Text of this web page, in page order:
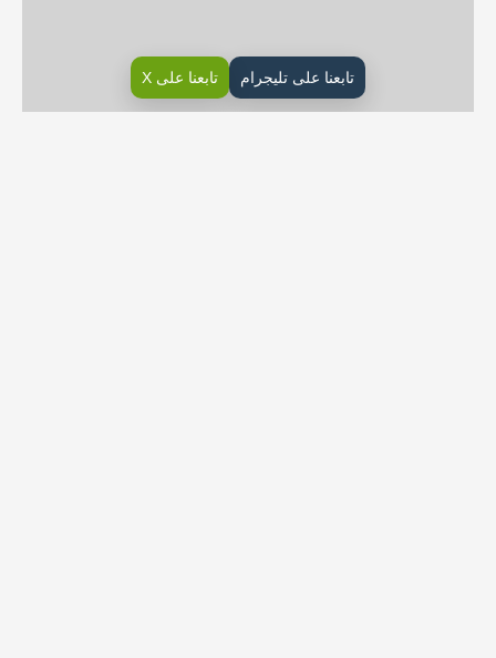
تابعنا على تليجرام تابعنا على X